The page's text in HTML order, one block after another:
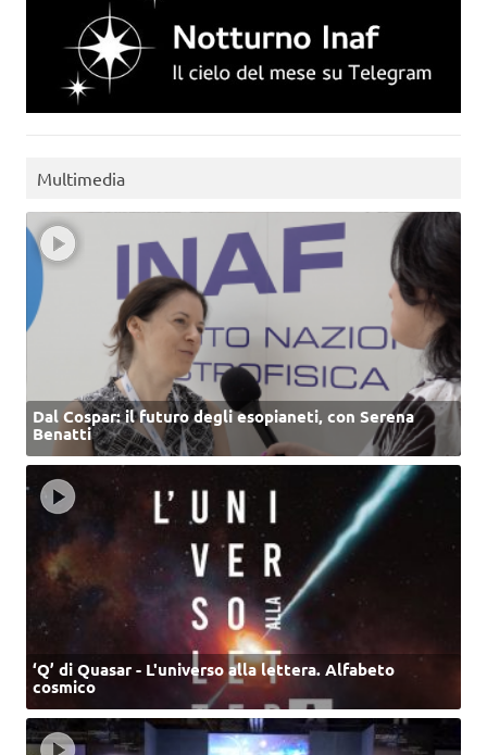
Multimedia
Dal Cospar: il futuro degli esopianeti, con Serena
Benatti
‘Q’ di Quasar - L'universo alla lettera. Alfabeto
cosmico